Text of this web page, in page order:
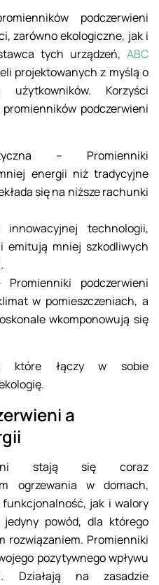
podczerwieni
zarówno ekologiczne, jak i
tych urządzeń, ABC
projektowanych z myślą o
użytkowników. Korzyści
podczerwieni
– Promienniki
energii niż tradycyjne
się na niższe rachunki
technologii,
emitują mniej szkodliwych
podczerwieni
w pomieszczeniach, a
wkomponowują się
które łączy w sobie
a
stają się coraz
ogrzewania w domach,
jak i walory
powód, dla którego
rozwiązaniem. Promienniki
pozytywnego wpływu
Działają na zasadzie